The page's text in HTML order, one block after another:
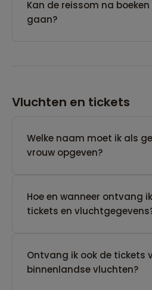
Kan de reissom na
gaan?
Vluchten en tickets
Welke naam moet ik als
vrouw opgeven?
Hoe en wanneer ontvang
tickets en
Ontvang ik ook de tickets
binnenlandse vluchten?